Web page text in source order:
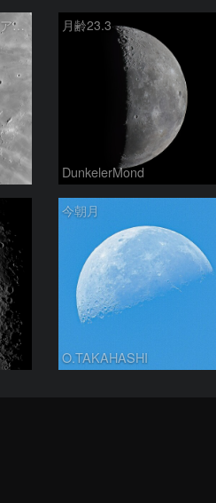
コペルニクス、カルパチア山脈付近 月齢23.3
DunkelerMond
今朝月
O.TAKAHASHI